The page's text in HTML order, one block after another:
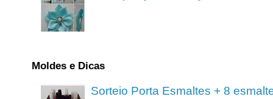
Moldes e Dicas
Sorteio Porta Esmaltes + 8